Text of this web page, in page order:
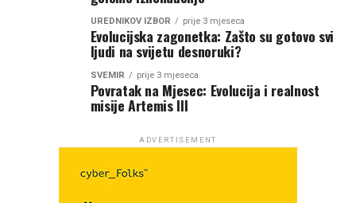
UREDNIKOV IZBOR prije 3 mjeseca
Evolucijska zagonetka: Zašto su gotovo svi
ljudi na svijetu desnoruki?
SVEMIR prije 3 mjeseca
Povratak na Mjesec: Evolucija i realnost
misije Artemis III
ADVERTISEMENT